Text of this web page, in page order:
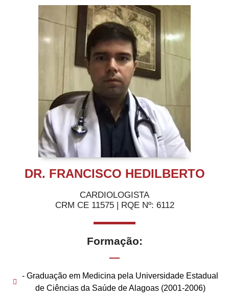
DR. FRANCISCO HEDILBERTO
CARDIOLOGISTA
CRM CE 11575 | RQE Nº: 6112
Formação:
- Graduação em Medicina pela Universidade Estadual
de Ciências da Saúde de Alagoas (2001-2006)